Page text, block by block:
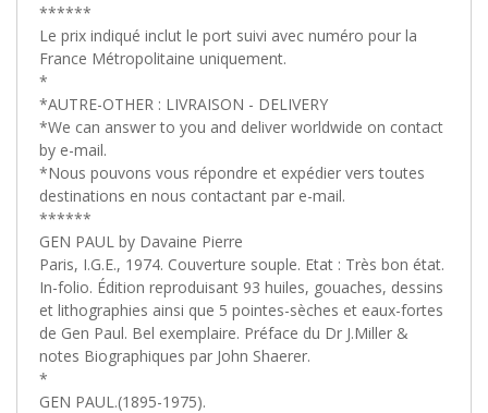
******
Le prix indiqué inclut le port suivi avec numéro pour la
France Métropolitaine uniquement.
*
*AUTRE-OTHER : LIVRAISON - DELIVERY
*We can answer to you and deliver worldwide on contact
by e-mail.
*Nous pouvons vous répondre et expédier vers toutes
destinations en nous contactant par e-mail.
******
GEN PAUL by Davaine Pierre
Paris, I.G.E., 1974. Couverture souple. Etat : Très bon état.
In-folio. Édition reproduisant 93 huiles, gouaches, dessins
et lithographies ainsi que 5 pointes-sèches et eaux-fortes
de Gen Paul. Bel exemplaire. Préface du Dr J.Miller &
notes Biographiques par John Shaerer.
*
GEN PAUL.(1895-1975).